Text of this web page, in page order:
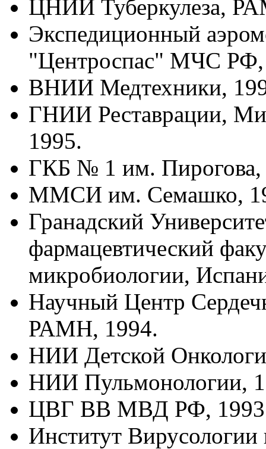
ЦНИИ Туберкулеза,
Экспедиционный
"Центроспас" МЧС РФ,
ВНИИ Медтехники,
ГНИИ Реставрации,
1995.
ГКБ № 1 им. Пирогова,
ММСИ им. Семашко,
Гранадский
фармацевтический
микробиологии,
Научный Центр
РАМН, 1994.
НИИ Детской
НИИ Пульмонологии,
ЦВГ ВВ МВД РФ,
Институт